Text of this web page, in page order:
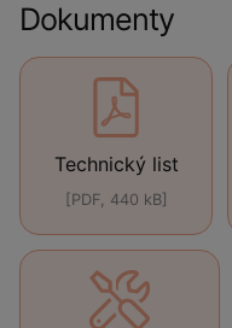
Dokumenty
Technický list
[PDF, 440 kB]